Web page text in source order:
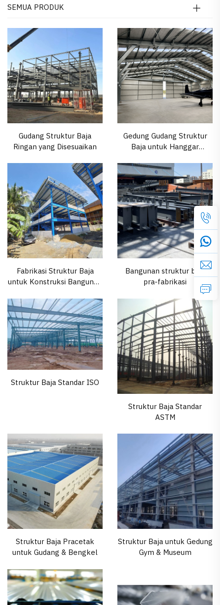
SEMUA PRODUK
Gudang Struktur Baja
Ringan yang Disesuaikan
Gedung Gudang Struktur
Baja untuk Hanggar
Fabrikasi Struktur Baja
untuk Konstruksi Bangunan
Bangunan struktur baja
pra-fabrikasi
Struktur Baja Standar ISO
Struktur Baja Standar
ASTM
Struktur Baja Pracetak
untuk Gudang & Bengkel
Struktur Baja untuk Gedung
Gym & Museum